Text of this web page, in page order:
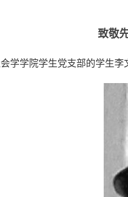
致敬
学学院学生党支部的学生李